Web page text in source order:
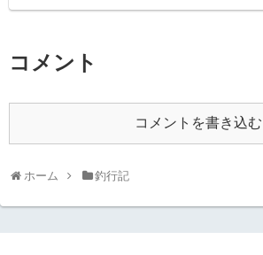
コメント
コメントを書き込む
ホーム 釣行記